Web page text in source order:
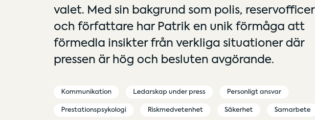
valet. Med sin bakgrund som polis, reservofficer
och författare har Patrik en unik förmåga att
förmedla insikter från verkliga situationer där
pressen är hög och besluten avgörande.
Kommunikation Ledarskap under press Personligt ansvar
Prestationspsykologi Riskmedvetenhet Säkerhet Samarbete